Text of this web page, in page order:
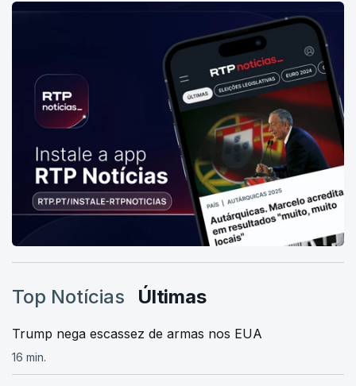
Top Notícias Últimas
Trump nega escassez de armas nos EUA
16 min.